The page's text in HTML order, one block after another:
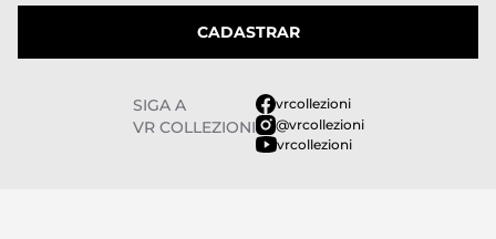
CADASTRAR
SIGA A
VR COLLEZIONI
vrcollezioni
@vrcollezioni
vrcollezioni